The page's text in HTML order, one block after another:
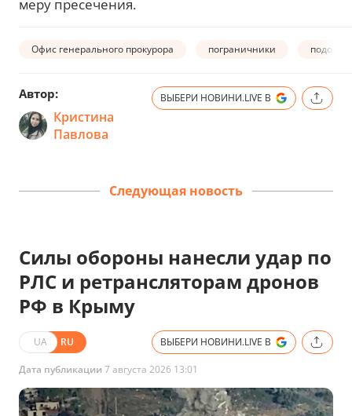
меру пресечения.
Офис генерального прокурора пограничники
Автор:
Кристина
Павлова
ВЫБЕРИ НОВИНИ.LIVE В
Следующая новость
Силы обороны нанесли удар по
РЛС и ретрансляторам дронов
РФ в Крыму
UA RU ВЫБЕРИ НОВИНИ.LIVE В
Дата публикации 7 августа 2026 13:01